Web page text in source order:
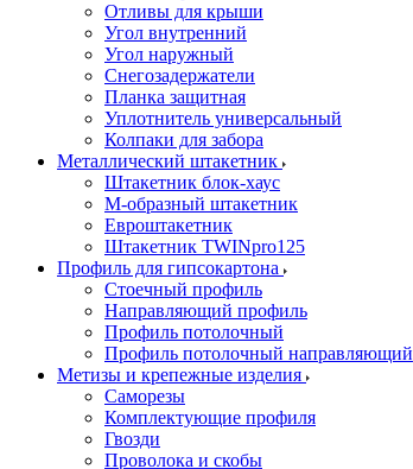
Отливы для крыши
Угол внутренний
Угол наружный
Снегозадержатели
Планка защитная
Уплотнитель универсальный
Колпаки для забора
Металлический штакетник
Штакетник блок-хаус
М-образный штакетник
Евроштакетник
Штакетник TWINpro125
Профиль для гипсокартона
Стоечный профиль
Направляющий профиль
Профиль потолочный
Профиль потолочный направляющий
Метизы и крепежные изделия
Саморезы
Комплектующие профиля
Гвозди
Проволока и скобы